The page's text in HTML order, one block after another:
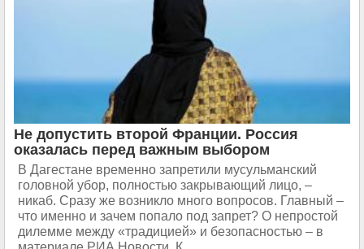
Не допустить второй Франции. Россия
оказалась перед важным выбором
В Дагестане временно запретили мусульманский
головной убор, полностью закрывающий лицо, –
никаб. Сразу же возникло много вопросов. Главный –
что именно и зачем попало под запрет? О непростой
дилемме между «традицией» и безопасностью – в